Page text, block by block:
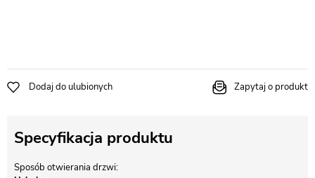
Dodaj do ulubionych Zapytaj o produkt
Specyfikacja produktu
Sposób otwierania drzwi